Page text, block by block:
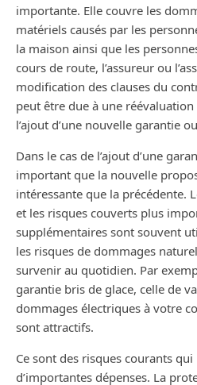
importante. Elle couvre les
matériels causés par les
la maison ainsi que les
cours de route, l’assureur ou
modification des clauses du
peut être due à une
l’ajout d’une nouvelle garantie
Dans le cas de l’ajout d’une
important que la nouvelle
intéressante que la précédente.
et les risques couverts plus
supplémentaires sont souvent
les risques de dommages
survenir au quotidien. Par
garantie bris de glace, celle de
dommages électriques à votre
sont attractifs.
Ce sont des risques courants
d’importantes dépenses. La